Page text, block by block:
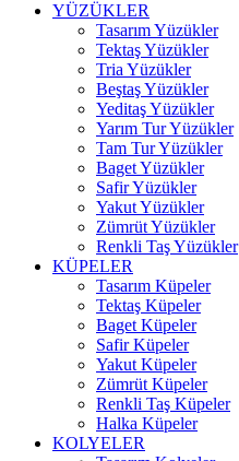
YÜZÜKLER
Tasarım Yüzükler
Tektaş Yüzükler
Tria Yüzükler
Beştaş Yüzükler
Yeditaş Yüzükler
Yarım Tur Yüzükler
Tam Tur Yüzükler
Baget Yüzükler
Safir Yüzükler
Yakut Yüzükler
Zümrüt Yüzükler
Renkli Taş Yüzükler
KÜPELER
Tasarım Küpeler
Tektaş Küpeler
Baget Küpeler
Safir Küpeler
Yakut Küpeler
Zümrüt Küpeler
Renkli Taş Küpeler
Halka Küpeler
KOLYELER